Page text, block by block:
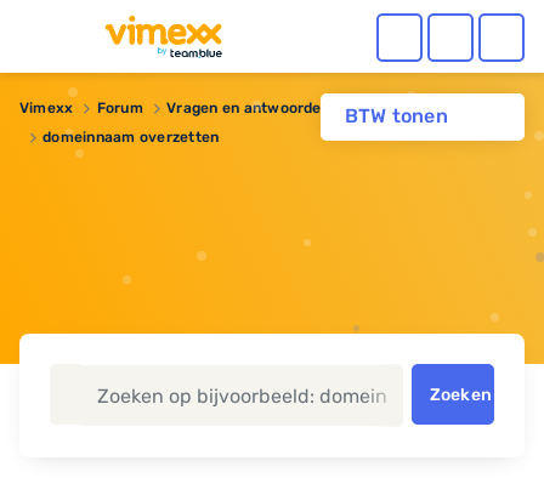
BTW tonen
Vimexx Forum Vragen en antwoorden
Domeinnaam
domeinnaam overzetten
Zoeken